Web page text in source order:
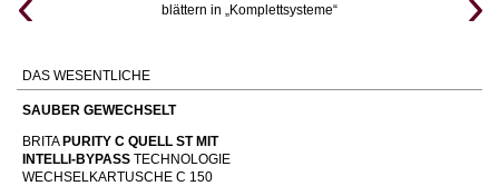
blättern in „Komplettsysteme“
DAS WESENTLICHE
SAUBER GEWECHSELT
BRITAPURITY C QUELL ST MIT
INTELLI-BYPASS TECHNOLOGIE
WECHSELKARTUSCHE C 150